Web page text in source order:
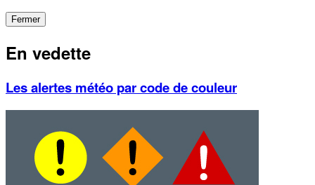
Fermer
En vedette
Les alertes météo par code de couleur